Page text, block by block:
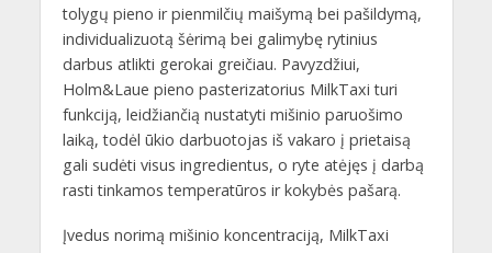
tolygų pieno ir pienmilčių maišymą bei pašildymą,
individualizuotą šėrimą bei galimybę rytinius
darbus atlikti gerokai greičiau. Pavyzdžiui,
Holm&Laue pieno pasterizatorius MilkTaxi turi
funkciją, leidžiančią nustatyti mišinio paruošimo
laiką, todėl ūkio darbuotojas iš vakaro į prietaisą
gali sudėti visus ingredientus, o ryte atėjęs į darbą
rasti tinkamos temperatūros ir kokybės pašarą.
Įvedus norimą mišinio koncentraciją, MilkTaxi